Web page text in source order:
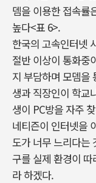
뎀을 이용한 접속률
높다<표 6>.
한국의 고속인터넷
절반 이상이 통화중
지 부담하며 모뎀을
생과 직장인이 학교
생이 PC방을 자주
네티즌이 인터넷을
도가 너무 느리다는
구를 실제 환경이
라 하겠다.